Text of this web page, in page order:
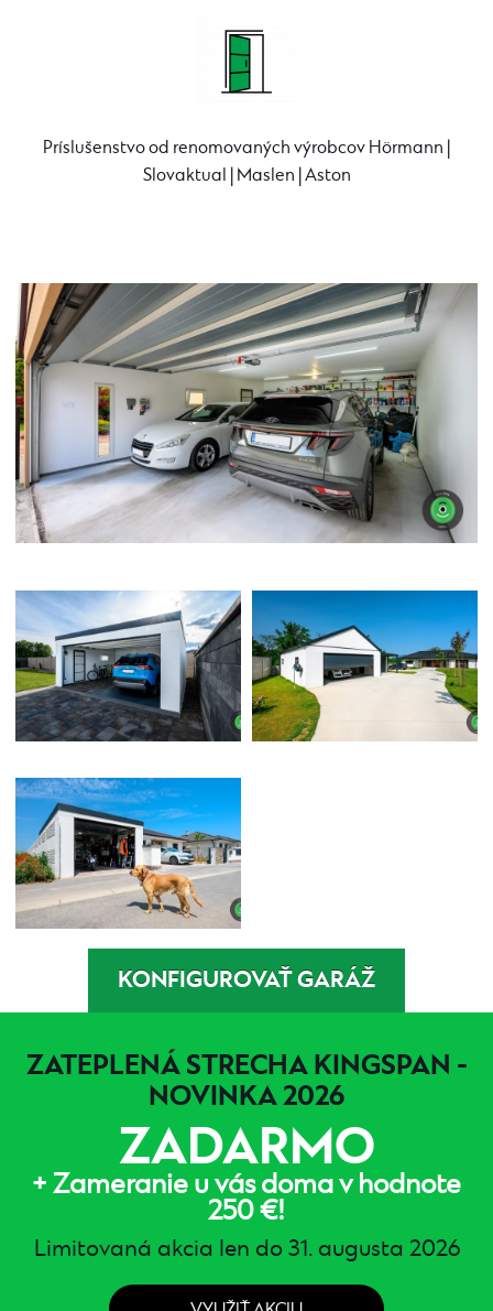
Príslušenstvo od renomovaných výrobcov Hörmann |
Slovaktual | Maslen | Aston
KONFIGUROVAŤ GARÁŽ
ZATEPLENÁ STRECHA KINGSPAN -
NOVINKA 2026
ZADARMO
+ Zameranie u vás doma v hodnote
250 €!
Limitovaná akcia len do 31. augusta 2026